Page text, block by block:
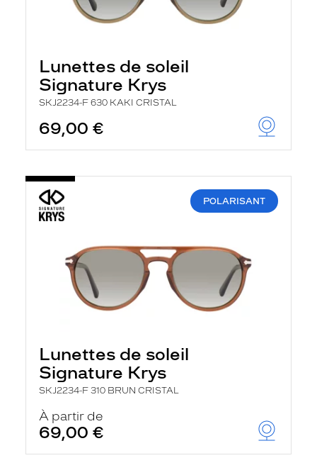
Lunettes de soleil
Signature Krys
SKJ2234-F 630 KAKI CRISTAL
69,00 €
POLARISANT
Lunettes de soleil
Signature Krys
SKJ2234-F 310 BRUN CRISTAL
À partir de
69,00 €